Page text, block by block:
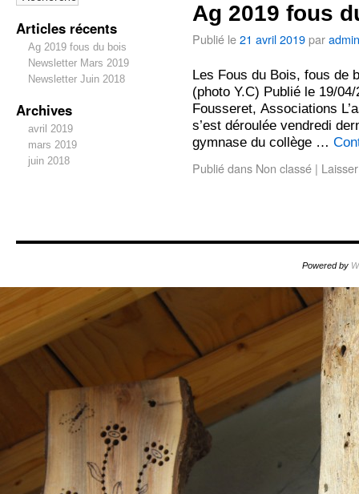
Articles récents
Ag 2019 fous du bois
Newsletter Mars 2019
Newsletter Juin 2018
Archives
avril 2019
mars 2019
juin 2018
Ag 2019 fous
Publié le21 avril 2019par
Les Fous du Bois, fous de
(photo Y.C) Publié le 19/
Fousseret, Associations
s’est déroulée vendredi
gymnase du collège …
Publié dans Non classé |
Powered by